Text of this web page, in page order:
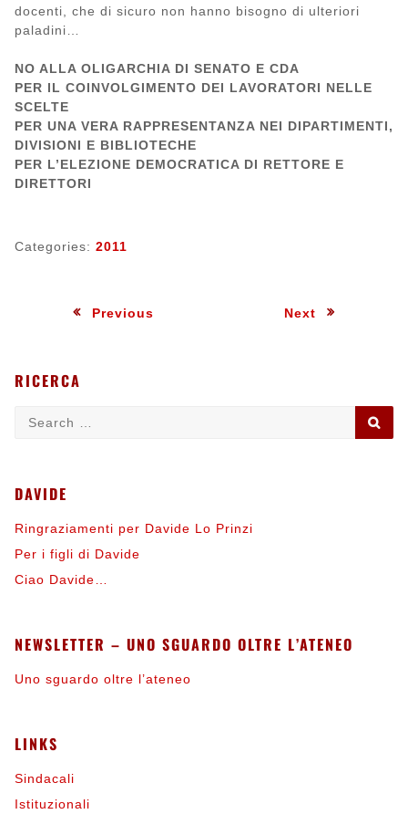
docenti, che di sicuro non hanno bisogno di ulteriori
paladini…
NO ALLA OLIGARCHIA DI SENATO E CDA
PER IL COINVOLGIMENTO DEI LAVORATORI NELLE
SCELTE
PER UNA VERA RAPPRESENTANZA NEI DIPARTIMENTI,
DIVISIONI E BIBLIOTECHE
PER L’ELEZIONE DEMOCRATICA DI RETTORE E
DIRETTORI
Categories: 2011
Navigazione
Previous Next:
RICERCA
DAVIDE
Ringraziamenti per Davide Lo Prinzi
Per i figli di Davide
Ciao Davide…
NEWSLETTER – UNO SGUARDO OLTRE L’ATENEO
Uno sguardo oltre l’ateneo
LINKS
Sindacali
Istituzionali